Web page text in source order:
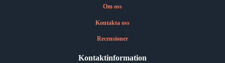
Om oss
Kontakta oss
Recensioner
Kontaktinformation